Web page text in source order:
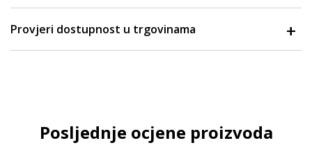
Provjeri dostupnost u trgovinama
Posljednje ocjene proizvoda